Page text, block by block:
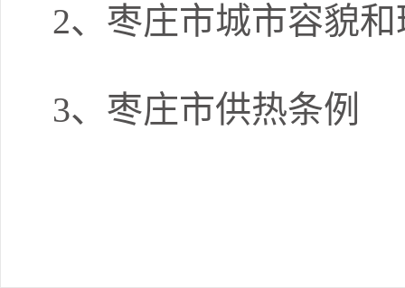
2、枣庄市城市容貌
3、枣庄市供热条例